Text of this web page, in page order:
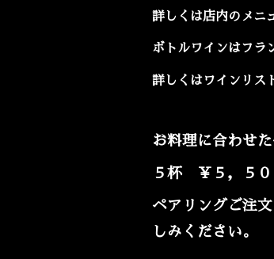
詳しくは店内のメニ
ボトルワインはフラ
詳しくはワインリス
お料理に合わせ
５杯 ￥５，５０
ペアリングご注
しみください。